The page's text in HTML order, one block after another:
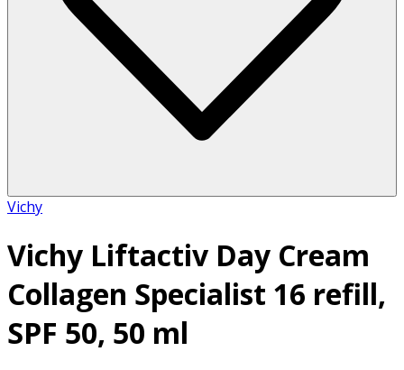
Vichy
Vichy Liftactiv Day Cream
Collagen Specialist 16 refill,
SPF 50, 50 ml